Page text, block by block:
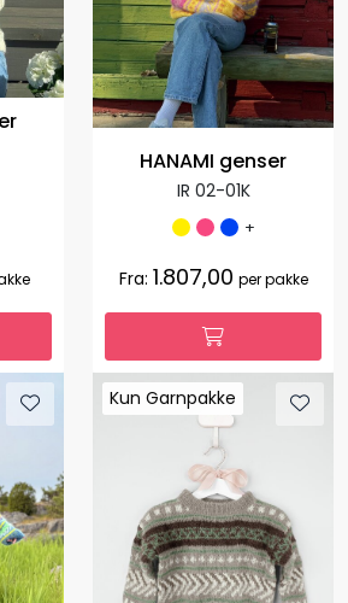
HANAMI genser
IR 02-01K
+
Fra: 1.807,00 per pakke
Kun Garnpakke
Kun Garnpakke